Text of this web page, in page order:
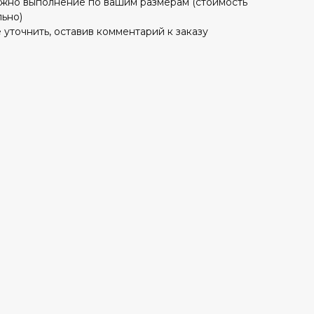
оставив комментарий к заказу